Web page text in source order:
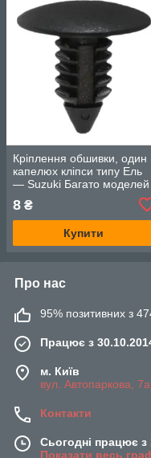
Кріплення обшивки, один
капелюх кліпси типу Ель
— Suzuki Багато моделей
8 ₴
Купити
Про нас
95% позитивних з 474
Працює з
м. Київ
вул. Автопаркова,
Контакти
Сьогодні працює з
Показати весь